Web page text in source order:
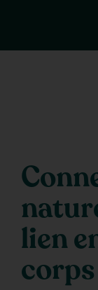
lien